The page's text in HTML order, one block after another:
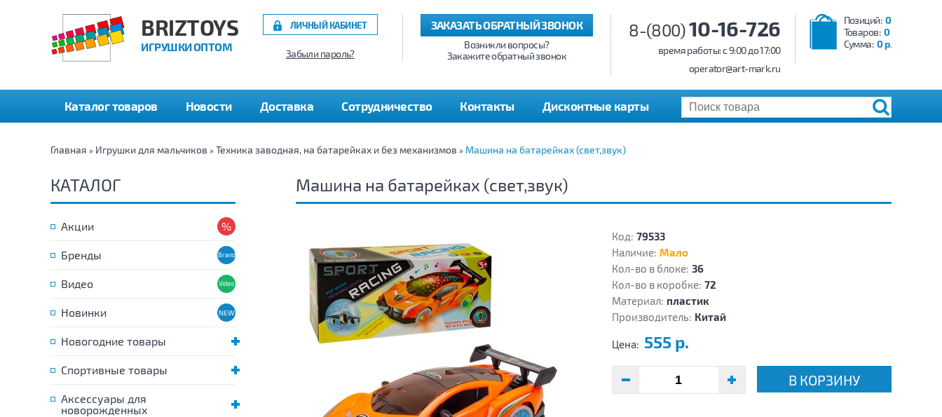
BRIZTOYS
ИГРУШКИ ОПТОМ
Позиций: 0
Товаров: 0
Сумма: 0 р.
8-(800)10-16-726
время работы: c 9:00 до 17:00
operator@art-mark.ru
ЗАКАЗАТЬ ОБРАТНЫЙ ЗВОНОК
Возникли вопросы?
Закажите обратный звонок
ЛИЧНЫЙ КАБИНЕТ
Забыли пароль?
Каталог товаров Новости Доставка Сотрудничество Контакты Дисконтные карты
Главная » Игрушки для мальчиков » Техника заводная, на батарейках и без механизмов » Машина на батарейках (свет,звук)
КАТАЛОГ
Акции
Бренды
Видео
Новинки
Новогодние товары
Спортивные товары
Аксессуары для
новорожденных
Машина на батарейках (свет,звук)
Код: 79533
Наличие: Мало
Кол-во в блоке: 36
Кол-во в коробке: 72
Материал: пластик
Производитель: Китай
Цена: 555 р.
В КОРЗИНУ